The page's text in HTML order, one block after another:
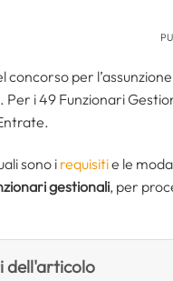
concorso per
Per i 49 Funzionari
sono irequisitie le
gestionali, per
dell'articolo